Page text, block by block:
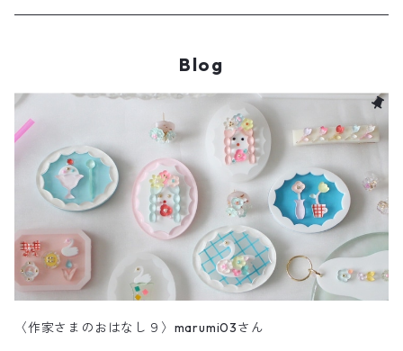
Blog
〈作家さまのおはなし９〉marumi03さん